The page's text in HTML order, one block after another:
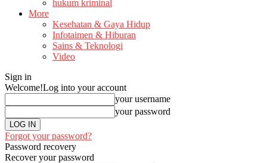
hukum kriminal
More
Kesehatan & Gaya Hidup
Infotaimen & Hiburan
Sains & Teknologi
Video
Sign in
Welcome!Log into your account
your username
your password
Forgot your password?
Password recovery
Recover your password